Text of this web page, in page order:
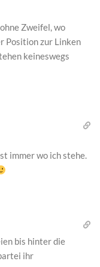
Zweifel, wo
Position zur Linken
keineswegs
immer wo ich stehe.
bis hinter die
ihr